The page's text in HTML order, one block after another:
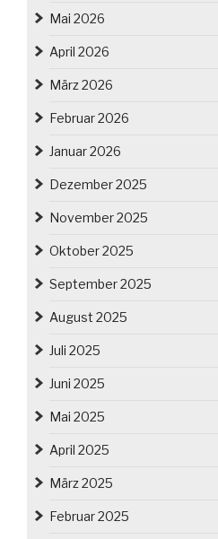
Mai 2026
April 2026
März 2026
Februar 2026
Januar 2026
Dezember 2025
November 2025
Oktober 2025
September 2025
August 2025
Juli 2025
Juni 2025
Mai 2025
April 2025
März 2025
Februar 2025